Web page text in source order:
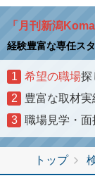
「月刊新潟
経験豊富な専任ス
1 希望の職場探
2
豊富な取材実
3
職場見学・面
トップ